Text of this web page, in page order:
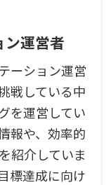
ン運営者
ーション運営
戦している中
を運営してい
報や、効率的
紹介していま
標達成に向け